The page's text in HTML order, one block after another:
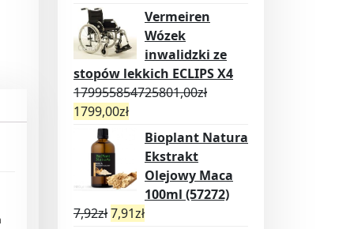
Vermeiren
Wózek
inwalidzki ze
stopów lekkich ECLIPS X4
179955854725801,00zł
1799,00zł
Bioplant Natura
Ekstrakt
Olejowy Maca
100ml (57272)
7,92zł7,91zł